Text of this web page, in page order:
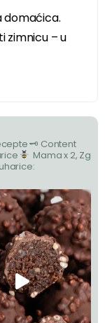
domaćica.
zimnicu – u
🗝 Content
Mama x 2, Zg